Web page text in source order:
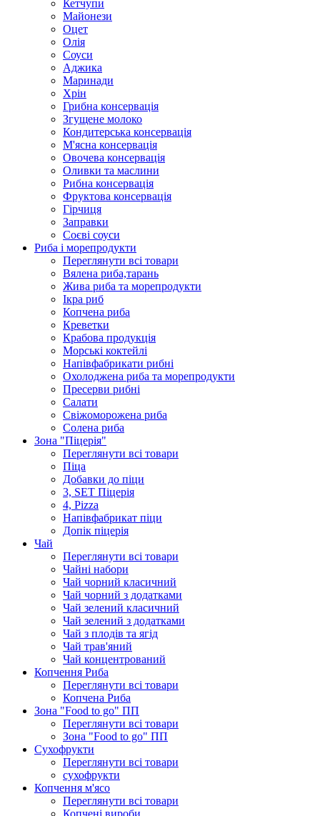
Кетчупи
Майонези
Оцет
Олія
Соуси
Аджика
Маринади
Хрін
Грибна консервація
Згущене молоко
Кондитерська консервація
М'ясна консервація
Овочева консервація
Оливки та маслини
Рибна консервація
Фруктова консервація
Гірчиця
Заправки
Соєві соуси
Риба і морепродукти
Переглянути всі товари
Вялена риба,тарань
Жива риба та морепродукти
Ікра риб
Копчена риба
Крeветки
Крабова продукція
Морські коктейлi
Напівфабрикати рибні
Охолоджена риба та морепродукти
Пресерви рибні
Сaлати
Свіжоморожена риба
Солена риба
Зона "Піцерія"
Переглянути всі товари
Піца
Добавки до піци
3, SET Піцерія
4, Pizza
Напівфабрикат піци
Допік піцерія
Чай
Переглянути всі товари
Чайні набори
Чай чорний класичний
Чай чорний з додатками
Чай зелений класичний
Чай зелений з додатками
Чай з плодів та ягід
Чай трав'яний
Чай концентрований
Копчення Риба
Переглянути всі товари
Копчена Риба
Зона "Food to go" ПП
Переглянути всі товари
Зона "Food to go" ПП
Сухофрукти
Переглянути всі товари
сухофрукти
Копчення м'ясо
Переглянути всі товари
Копчені вироби